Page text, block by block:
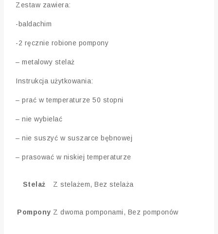
Zestaw zawiera:
-baldachim
-2 ręcznie robione pompony
– metalowy stelaż
Instrukcja użytkowania:
– prać w temperaturze 50 stopni
– nie wybielać
– nie suszyć w suszarce bębnowej
– prasować w niskiej temperaturze
Stelaż Z stelażem, Bez stelaża
Pompony Z dwoma pomponami, Bez pomponów